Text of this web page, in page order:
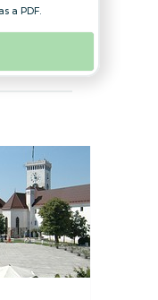
a PDF.